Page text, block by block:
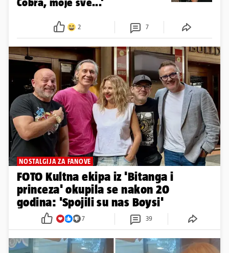
NOSTALGIJA ZA FANOVE
FOTO Kultna ekipa iz 'Bitanga i
princeza' okupila se nakon 20
godina: 'Spojili su nas Boysi'
7 39